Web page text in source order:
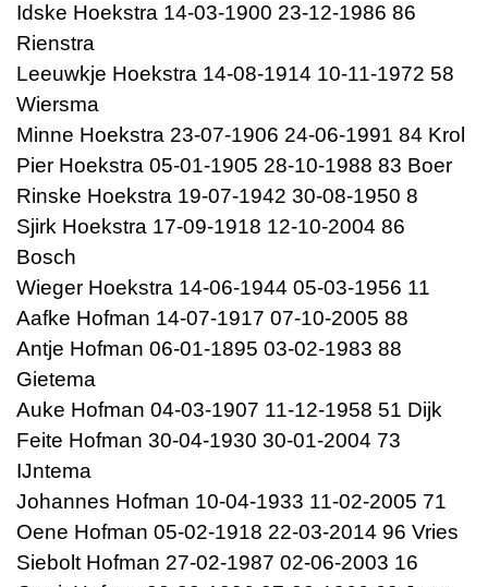
Idske Hoekstra 14-03-1900 23-12-1986 86
Rienstra
Leeuwkje Hoekstra 14-08-1914 10-11-1972 58
Wiersma
Minne Hoekstra 23-07-1906 24-06-1991 84 Krol
Pier Hoekstra 05-01-1905 28-10-1988 83 Boer
Rinske Hoekstra 19-07-1942 30-08-1950 8
Sjirk Hoekstra 17-09-1918 12-10-2004 86
Bosch
Wieger Hoekstra 14-06-1944 05-03-1956 11
Aafke Hofman 14-07-1917 07-10-2005 88
Antje Hofman 06-01-1895 03-02-1983 88
Gietema
Auke Hofman 04-03-1907 11-12-1958 51 Dijk
Feite Hofman 30-04-1930 30-01-2004 73
IJntema
Johannes Hofman 10-04-1933 11-02-2005 71
Oene Hofman 05-02-1918 22-03-2014 96 Vries
Siebolt Hofman 27-02-1987 02-06-2003 16